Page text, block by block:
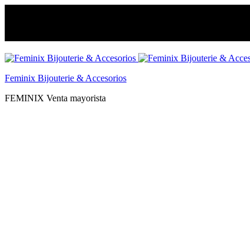
Feminix Bijouterie & Accesorios
FEMINIX Venta mayorista